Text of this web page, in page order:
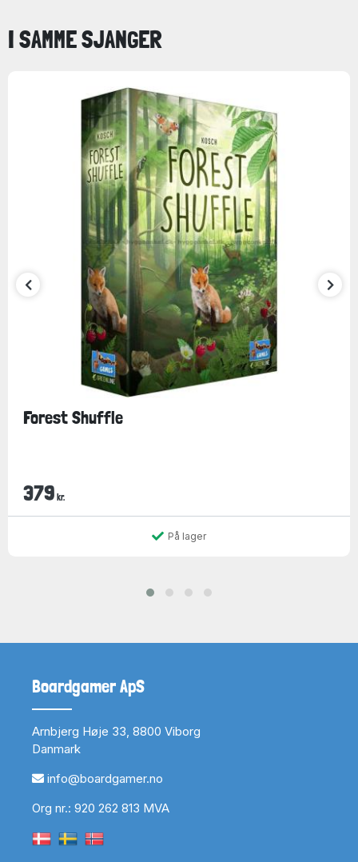
I SAMME SJANGER
Forest Shuffle
379 kr.
På lager
Boardgamer ApS
Arnbjerg Høje 33, 8800 Viborg
Danmark
info@boardgamer.no
Org nr.: 920 262 813 MVA